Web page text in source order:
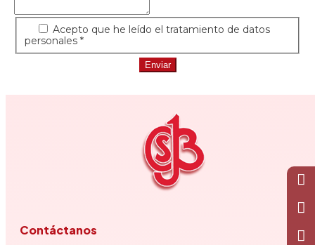
Acepto que he leído el tratamiento de datos
personales *
Enviar
Contáctanos